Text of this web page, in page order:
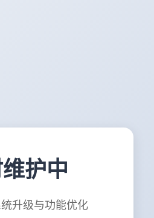
护中
升级与功能优化